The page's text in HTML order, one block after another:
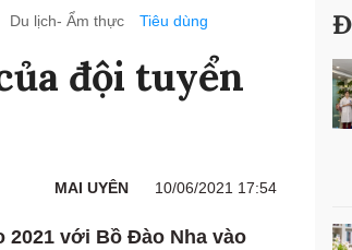
Du lịch- Ẩm thực Tiêu dùng
đội tuyển
MAI UYÊN 10/06/2021 17:54
với Bồ Đào Nha vào